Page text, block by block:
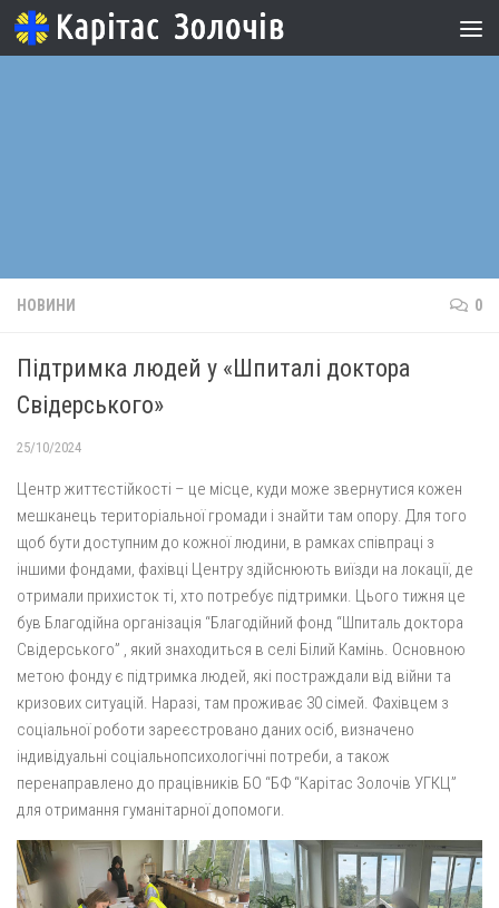
Skip to content
НОВИНИ 0
Підтримка людей у «Шпиталі доктора
Свідерського»
25/10/2024
Центр життєстійкості – це місце, куди може звернутися кожен
мешканець територіальної громади і знайти там опору. Для того
щоб бути доступним до кожної людини, в рамках співпраці з
іншими фондами, фахівці Центру здійснюють виїзди на локації, де
отримали прихисток ті, хто потребує підтримки. Цього тижня це
був Благодійна організація “Благодійний фонд “Шпиталь доктора
Свідерського” , який знаходиться в селі Білий Камінь. Основною
метою фонду є підтримка людей, які постраждали від війни та
кризових ситуацій. Наразі, там проживає 30 сімей. Фахівцем з
соціальної роботи зареєстровано даних осіб, визначено
індивідуальні соціальнопсихологічні потреби, а також
перенаправлено до працівників БО “БФ “Карітас Золочів УГКЦ”
для отримання гуманітарної допомоги.